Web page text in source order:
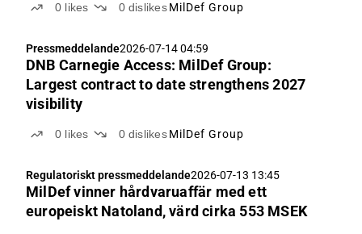
0 likes 0 dislikes MilDef Group
Pressmeddelande2026-07-14 04:59
DNB Carnegie Access: MilDef Group:
Largest contract to date strengthens 2027
visibility
0 likes 0 dislikes MilDef Group
Regulatoriskt pressmeddelande2026-07-13 13:45
MilDef vinner hårdvaruaffär med ett
europeiskt Natoland, värd cirka 553 MSEK